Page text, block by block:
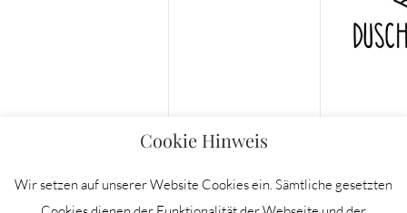
Cookie Hinweis
Wir setzen auf unserer Website Cookies ein. Sämtliche gesetzten